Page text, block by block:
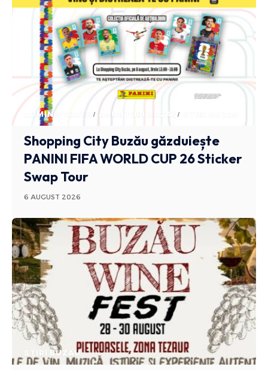
ADMINISTRATIV ANUNTURI BUZAU
Shopping City Buzău găzduiește
PANINI FIFA WORLD CUP 26 Sticker
Swap Tour
6 AUGUST 2026
STIRI BUZAU